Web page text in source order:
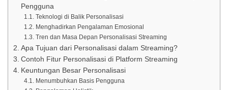
Pengguna
Teknologi di Balik Personalisasi
Menghadirkan Pengalaman Emosional
Tren dan Masa Depan Personalisasi Streaming
Apa Tujuan dari Personalisasi dalam Streaming?
Contoh Fitur Personalisasi di Platform Streaming
Keuntungan Besar Personalisasi
Menumbuhkan Basis Pengguna